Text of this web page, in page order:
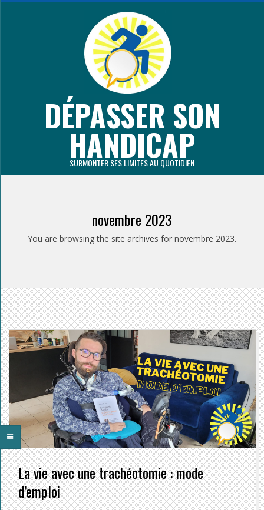
DÉPASSER SON
HANDICAP
SURMONTER SES LIMITES AU QUOTIDIEN
novembre 2023
You are browsing the site archives for novembre 2023.
La vie avec une trachéotomie : mode
d’emploi